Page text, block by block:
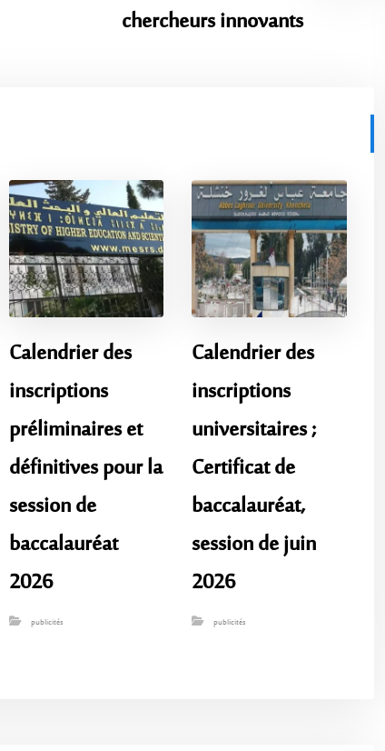
chercheurs innovants
Calendrier des
inscriptions
préliminaires et
définitives pour la
session de
baccalauréat
2026
publicités
Calendrier des
inscriptions
universitaires ;
Certificat de
baccalauréat,
session de juin
2026
publicités